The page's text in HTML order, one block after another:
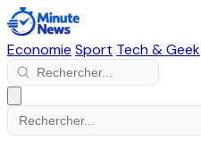
Economie Sport Tech & Geek